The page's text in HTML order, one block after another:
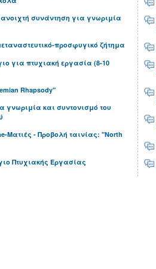
συνάντηση για γνωριμία
προσφυγικό ζήτημα
για πτυχιακή εργασία (8-10
Rhapsody"
γνωριμία και συντονισμό του
Ματιές - Προβολή ταινίας: "North
Πτυχιακής Εργασίας